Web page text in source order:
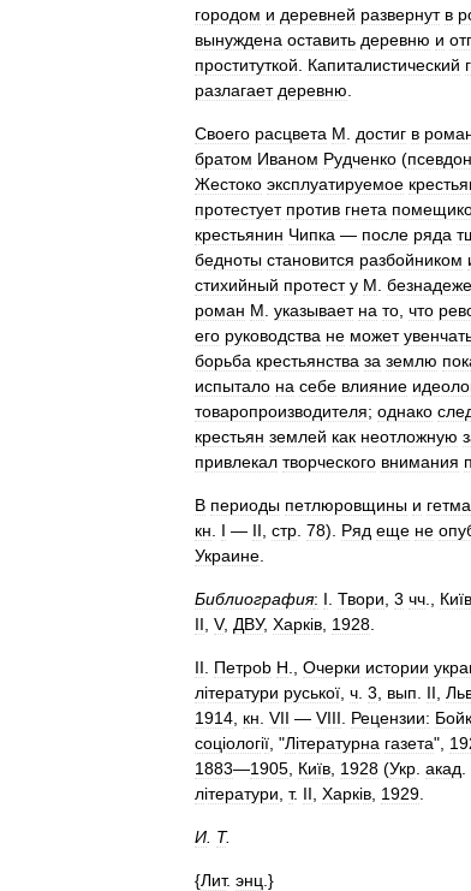
городом и деревней развернут в
вынуждена оставить деревню и
проституткой
Капиталистический
разлагает деревню
Своего расцвета М достиг в
братом Иваном Рудченко (
Жестоко эксплуатируемое
протестует против гнета
крестьянин Чипка — после ряда
бедноты становится разбойником
стихийный протест у М
роман М указывает на то что
его руководства не может
борьба крестьянства за землю
испытало на себе влияние
товаропроизводителя; однако
крестьян землей как неотложную
привлекал творческого внимания
В периоды петлюровщины и
кн
I — II стр 78). Ряд еще не
Украине
Библиография: I Твори 3 чч Київ
II V, ДВУ, Харків 1928
II Петрob H Очерки истории
літератури руської ч 3 вып II
1914 кн VII — VIII Рецензии:
соціології , "Літературна газета",
1883—1905 Київ 1928 (Укр акад
літератури т. II Харків 1929
И Т.
{Лит. энц .}